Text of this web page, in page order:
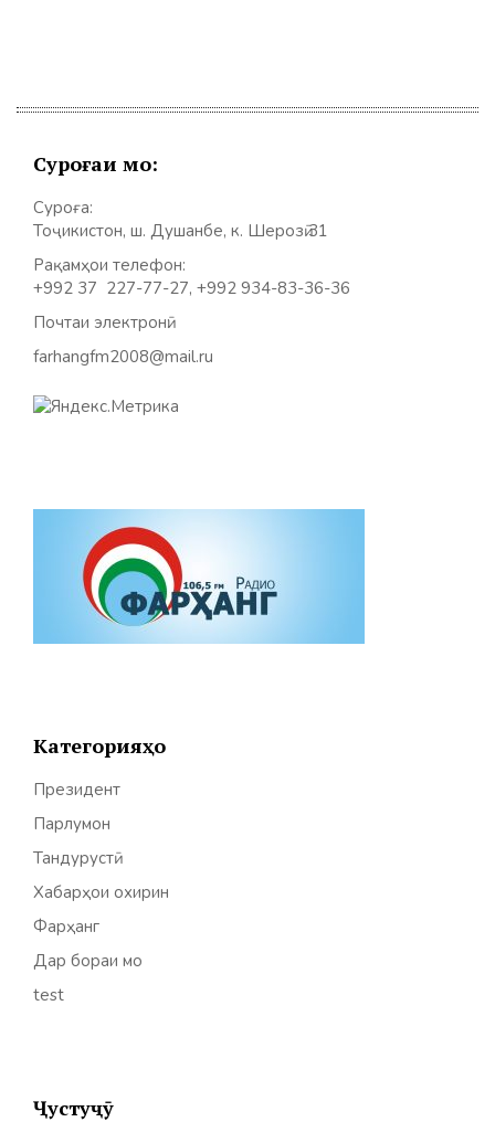
Суроғаи мо:
Суроға:
Тоҷикистон, ш. Душанбе, к. Шерозӣ 31
Рақамҳои телефон:
+992 37 227-77-27, +992 934-83-36-36
Почтаи электронӣ:
farhangfm2008@mail.ru
Категорияҳо
Президент
Парлумон
Тандурустӣ
Хабарҳои охирин
Фарҳанг
Дар бораи мо
test
Ҷустуҷӯ